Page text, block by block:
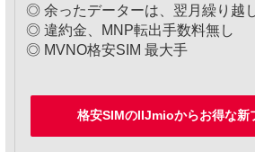
◎ 余ったデーターは、翌月繰り越
◎ 違約金、MNP転出手数料無し
◎ MVNO格安SIM 最大手
格安SIMのIIJmioからお得な新